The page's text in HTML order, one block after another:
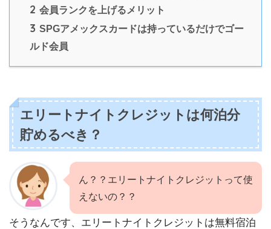
2 会員ランクを上げるメリット
3 SPGアメックスカードは持っているだけでゴー
ルド会員
エリートナイトクレジットは何泊分
貯めるべき？
ん？？エリートナイトクレジットって使
えないの？？
そうなんです、エリートナイトクレジットは無料宿泊